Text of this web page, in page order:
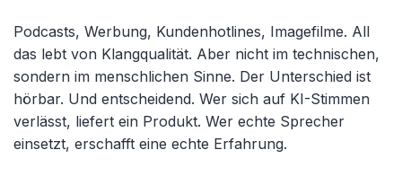
Podcasts, Werbung, Kundenhotlines, Imagefilme. All
das lebt von Klangqualität. Aber nicht im technischen,
sondern im menschlichen Sinne. Der Unterschied ist
hörbar. Und entscheidend. Wer sich auf KI-Stimmen
verlässt, liefert ein Produkt. Wer echte Sprecher
einsetzt, erschafft eine echte Erfahrung.